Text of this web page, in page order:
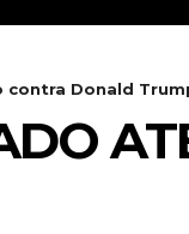
contra Donald